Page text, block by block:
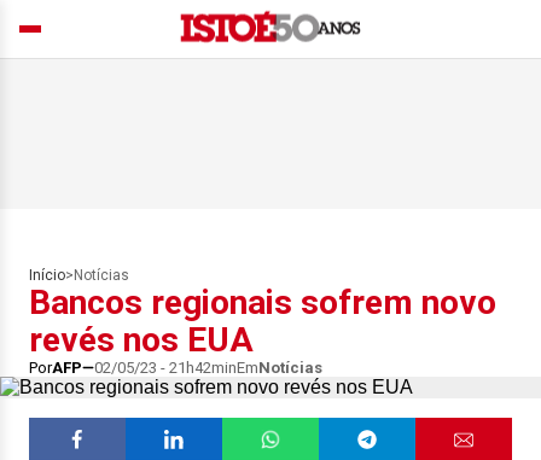
Início> Notícias
Bancos regionais sofrem novo
revés nos EUA
PorAFP 02/05/23 - 21h42minEmNotícias